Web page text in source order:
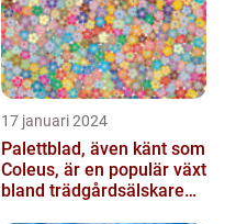
17 januari 2024
Palettblad, även känt som
Coleus, är en populär växt
bland trädgårdsälskare